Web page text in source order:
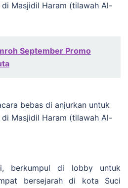
Masjidil Haram (tilawah Al-
September Promo
bebas di anjurkan untuk
Masjidil Haram (tilawah Al-
berkumpul di lobby untuk
bersejarah di kota Suci